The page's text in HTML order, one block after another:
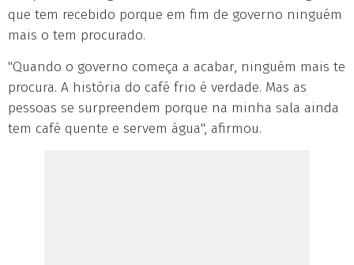
que tem recebido porque em fim de governo ninguém
mais o tem procurado.
"Quando o governo começa a acabar, ninguém mais te
procura. A história do café frio é verdade. Mas as
pessoas se surpreendem porque na minha sala ainda
tem café quente e servem água", afirmou.